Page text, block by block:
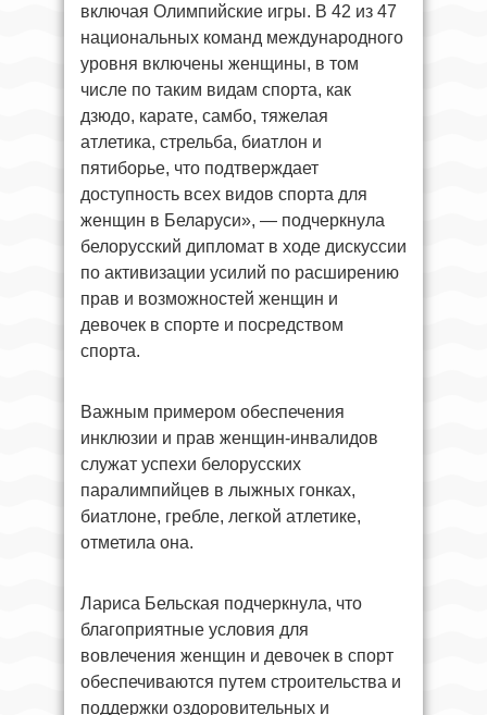
включая Олимпийские игры. В 42 из 47
национальных команд международного
уровня включены женщины, в том
числе по таким видам спорта, как
дзюдо, карате, самбо, тяжелая
атлетика, стрельба, биатлон и
пятиборье, что подтверждает
доступность всех видов спорта для
женщин в Беларуси», — подчеркнула
белорусский дипломат в ходе дискуссии
по активизации усилий по расширению
прав и возможностей женщин и
девочек в спорте и посредством
спорта.
Важным примером обеспечения
инклюзии и прав женщин-инвалидов
служат успехи белорусских
паралимпийцев в лыжных гонках,
биатлоне, гребле, легкой атлетике,
отметила она.
Лариса Бельская подчеркнула, что
благоприятные условия для
вовлечения женщин и девочек в спорт
обеспечиваются путем строительства и
поддержки оздоровительных и